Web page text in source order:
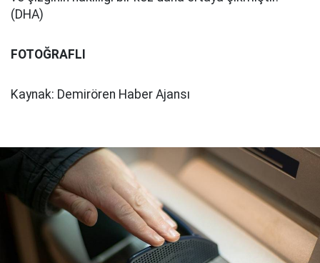
(DHA)
FOTOĞRAFLI
Kaynak: Demirören Haber Ajansı